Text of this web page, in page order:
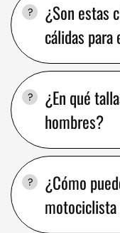
¿Son estas
cálidas
¿En qué
hombres?
¿Cómo